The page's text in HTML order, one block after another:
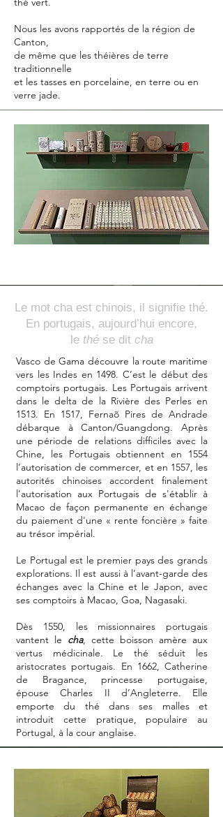
Nous les avons rapportés de la région de
Canton,
de même que les théières de terre
traditionnelle
et les tasses en porcelaine, en terre ou en
verre jade.
Le mot cha est chinois, il signifie thé.
En portugais, aujourd’hui encore,
le thése dit cha
Vasco de Gama découvre la route maritime
vers les Indes en 1498. C’est le début des
comptoirs portugais. Les Portugais arrivent
dans le delta de la Rivière des Perles en
1513. En 1517, Fernaõ Pires de Andrade
débarque à Canton/Guangdong. Après
une période de relations difficiles avec la
Chine, les Portugais obtiennent en 1554
l’autorisation de commercer, et en 1557, les
autorités chinoises accordent finalement
l'autorisation aux Portugais de s'établir à
Macao de façon permanente en échange
du paiement d'une « rente foncière » faite
au trésor impérial.
Le Portugal est le premier pays des grands
explorations. Il est aussi à l’avant-garde des
échanges avec la Chine et le Japon, avec
ses comptoirs à Macao, Goa, Nagasaki.
Dès 1550, les missionnaires portugais
vantent le cha, cette boisson amère aux
vertus médicinale. Le thé séduit les
aristocrates portugais. En 1662, Catherine
de Bragance, princesse portugaise,
épouse Charles II d’Angleterre. Elle
emporte du thé dans ses malles et
introduit cette pratique, populaire au
Portugal, à la cour anglaise.